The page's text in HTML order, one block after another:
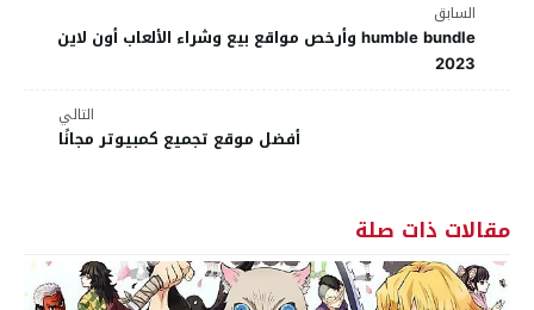
السابق
humble bundle وأرخص مواقع بيع وشراء الألعاب أون لاين
2023
التالي
أفضل موقع تجميع كمبيوتر مجانًا
مقالات ذات صلة